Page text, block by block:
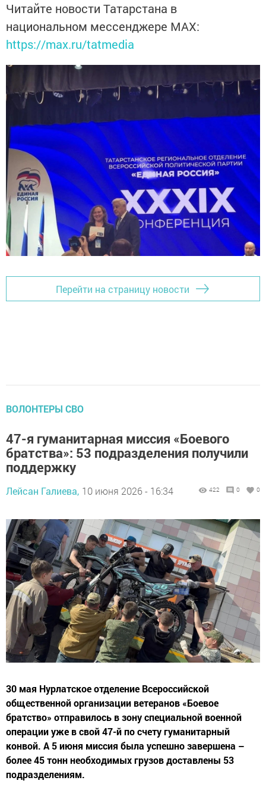
Читайте новости Татарстана в
национальном мессенджере MАХ:
https://max.ru/tatmedia
Перейти на страницу новости
ВОЛОНТЕРЫ СВО
47-я гуманитарная миссия «Боевого
братства»: 53 подразделения получили
поддержку
Лейсан Галиева, 10 июня 2026 - 16:34 422 0 0
30 мая Нурлатское отделение Всероссийской
общественной организации ветеранов «Боевое
братство» отправилось в зону специальной военной
операции уже в свой 47-й по счету гуманитарный
конвой. А 5 июня миссия была успешно завершена –
более 45 тонн необходимых грузов доставлены 53
подразделениям.